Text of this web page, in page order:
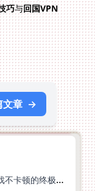
巧与回国VPN
文章 →
在英国打一梦江湖卡吗？海外党国服游戏不卡顿的终极解法